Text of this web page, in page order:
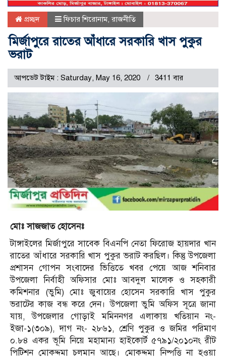
প্রচ্ছদ ফিচার শিরোনাম, রাজনীতি
মির্জাপুরে রাতের আঁধারে সরকারি খাস পুকুর
ভরাট
আপডেট টাইম : Saturday, May 16, 2020 3411 বার
মোঃ সাজজাত হোসেনঃ
টাঙ্গাইলের মির্জাপুরে সাবেক বিএনপি নেতা ফিরোজ হায়দার খান
রাতের আঁধারে সরকারি খাস পুকুর ভরাট করছিল। কিন্তু উপজেলা
প্রশাসন গোপন সংবাদের ভিত্তিতে খবর পেয়ে আজ শনিবার
উপজেলা নির্বাহী অফিসার মোঃ আবদুল মালেক ও সহকারী
কমিশনার (ভুমি) মোঃ জুবায়ের হোসেন সরকারি খাস পুকুর
ভরাটের কাজ বন্ধ করে দেন। উপজেলা ভুমি অফিস সূত্রে জানা
যায়, উপজেলার গোড়াই মমিননগর এলাকায় খতিয়ান নং-
ইজা-১(৩০৯), দাগ নং- ২৮৬১, শ্রেণি পুকুর ও জমির পরিমাণ
০.৮৪ একর ভূমি নিয়ে মহামান্য হাইকোর্ট ৫৭৯১/২০১০নং রীট
পিটিশন মোকদ্দমা চলমান আছে। মোকদ্দমা নিষ্পত্তি না হওয়া